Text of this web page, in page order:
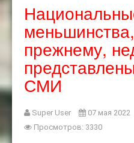
прежнему,
СМИ
Super User
07 мая 2022
Просмотров: 3330